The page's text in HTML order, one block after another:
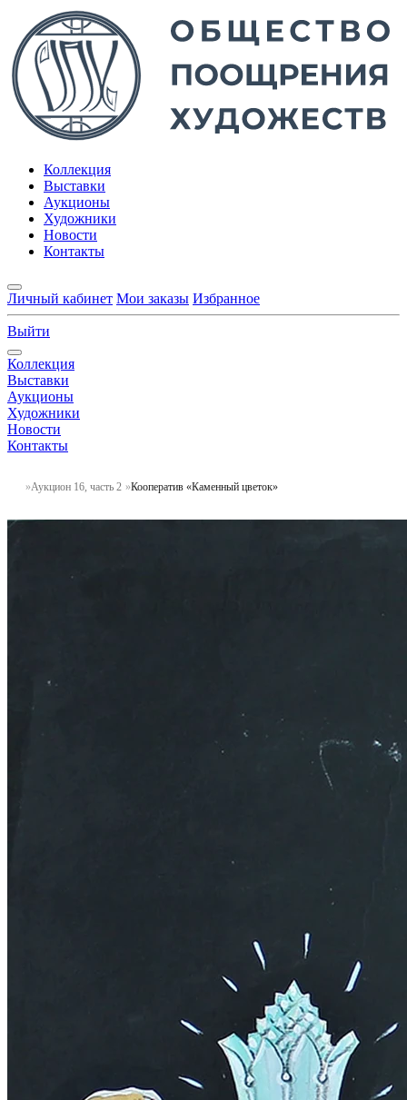
Коллекция
Выставки
Аукционы
Художники
Новости
Контакты
Личный кабинет Мои заказы Избранное
Выйти
Коллекция
Выставки
Аукционы
Художники
Новости
Контакты
Аукцион 16, часть 2 Кооператив «Каменный цветок»